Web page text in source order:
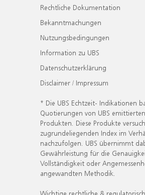
Rechtliche Dokumentation
Bekanntmachungen
Nutzungsbedingungen
Information zu UBS
Datenschutzerklärung
Disclaimer / Impressum
* Die UBS Echtzeit- Indikationen
Quotierungen von UBS
Produkten. Diese Produkte
zugrundeliegenden Index im
nachzufolgen. UBS übernimmt
Gewährleistung für die
Vollständigkeit oder
angewandten Methodik.